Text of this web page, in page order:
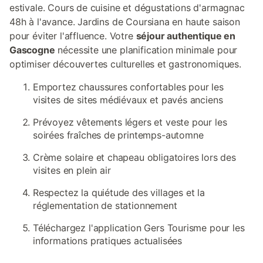
estivale. Cours de cuisine et dégustations d'armagnac
48h à l'avance. Jardins de Coursiana en haute saison
pour éviter l'affluence. Votre séjour authentique en
Gascogne nécessite une planification minimale pour
optimiser découvertes culturelles et gastronomiques.
Emportez chaussures confortables pour les
visites de sites médiévaux et pavés anciens
Prévoyez vêtements légers et veste pour les
soirées fraîches de printemps-automne
Crème solaire et chapeau obligatoires lors des
visites en plein air
Respectez la quiétude des villages et la
réglementation de stationnement
Téléchargez l'application Gers Tourisme pour les
informations pratiques actualisées